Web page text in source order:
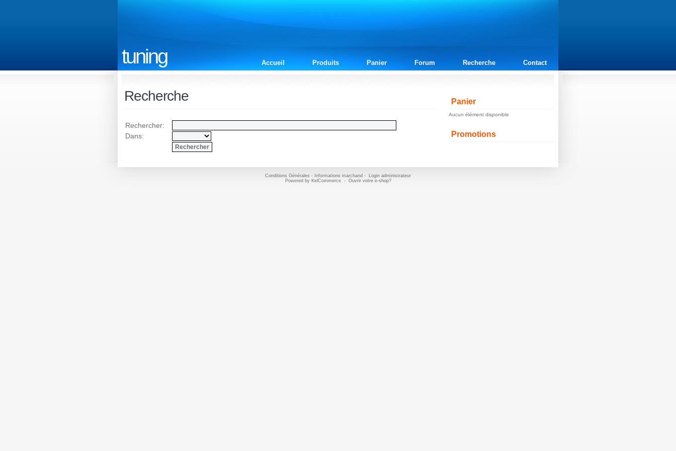
tuning Accueil Produits Panier Forum Recherche Contact
Panier
Aucun élément disponible
Promotions
Recherche
Rechercher:
Dans:
Conditions Générales - Informations marchand - Login administrateur
Powered by KelCommerce - Ouvrir votre e-shop?